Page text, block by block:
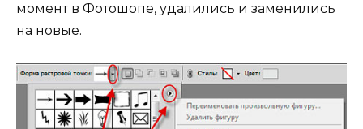
момент в Фотошопе, удалились и заменились
на новые.